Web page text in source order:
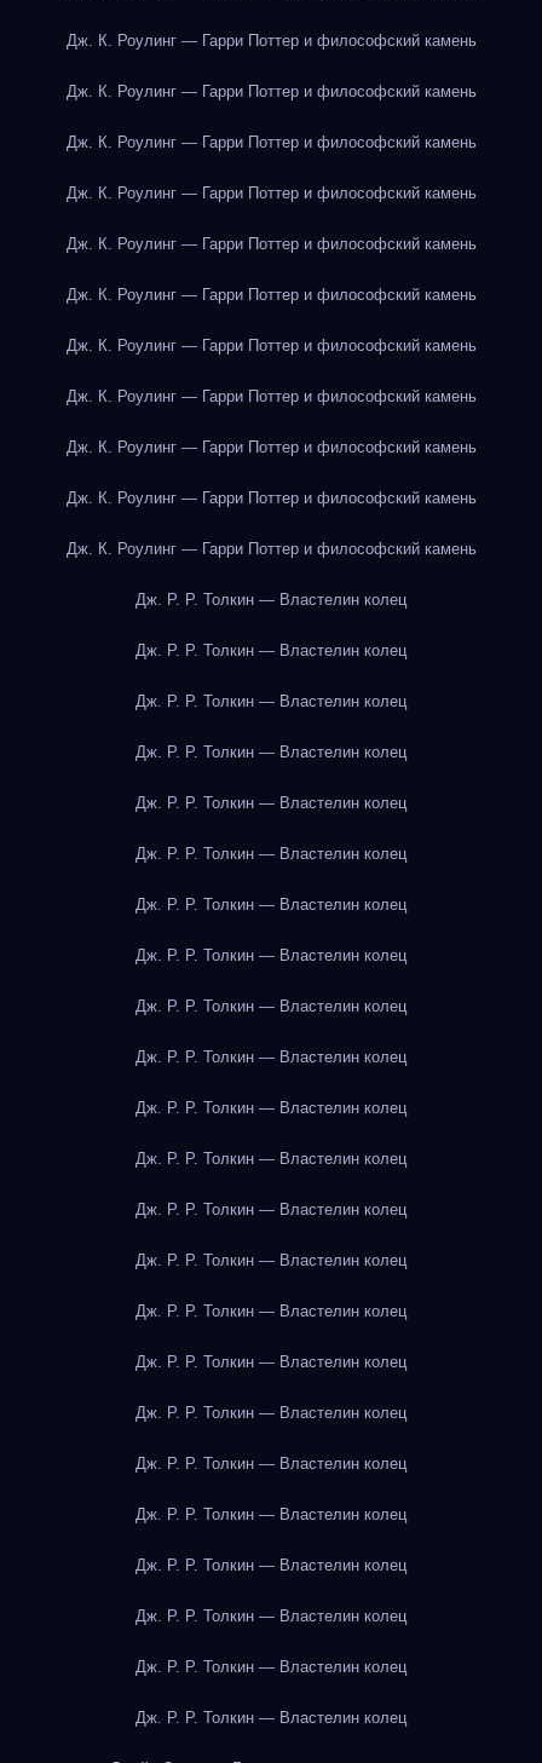
Дж. К. Роулинг — Гарри Поттер и философский камень
Дж. К. Роулинг — Гарри Поттер и философский камень
Дж. К. Роулинг — Гарри Поттер и философский камень
Дж. К. Роулинг — Гарри Поттер и философский камень
Дж. К. Роулинг — Гарри Поттер и философский камень
Дж. К. Роулинг — Гарри Поттер и философский камень
Дж. К. Роулинг — Гарри Поттер и философский камень
Дж. К. Роулинг — Гарри Поттер и философский камень
Дж. К. Роулинг — Гарри Поттер и философский камень
Дж. К. Роулинг — Гарри Поттер и философский камень
Дж. К. Роулинг — Гарри Поттер и философский камень
Дж. Р. Р. Толкин — Властелин колец
Дж. Р. Р. Толкин — Властелин колец
Дж. Р. Р. Толкин — Властелин колец
Дж. Р. Р. Толкин — Властелин колец
Дж. Р. Р. Толкин — Властелин колец
Дж. Р. Р. Толкин — Властелин колец
Дж. Р. Р. Толкин — Властелин колец
Дж. Р. Р. Толкин — Властелин колец
Дж. Р. Р. Толкин — Властелин колец
Дж. Р. Р. Толкин — Властелин колец
Дж. Р. Р. Толкин — Властелин колец
Дж. Р. Р. Толкин — Властелин колец
Дж. Р. Р. Толкин — Властелин колец
Дж. Р. Р. Толкин — Властелин колец
Дж. Р. Р. Толкин — Властелин колец
Дж. Р. Р. Толкин — Властелин колец
Дж. Р. Р. Толкин — Властелин колец
Дж. Р. Р. Толкин — Властелин колец
Дж. Р. Р. Толкин — Властелин колец
Дж. Р. Р. Толкин — Властелин колец
Дж. Р. Р. Толкин — Властелин колец
Дж. Р. Р. Толкин — Властелин колец
Дж. Р. Р. Толкин — Властелин колец